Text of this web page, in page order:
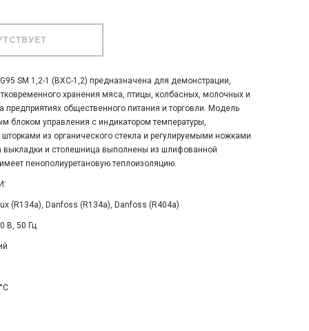
SM 1,2-1 (ВХС-1,2) предназначена для демонстрации,
хранения мяса, птицы, колбасных, молочных и
предприятиях общественного питания и торговли. Модель
блоком управления с индикатором температуры,
из органического стекла и регулируемыми ножками
выкладки и столешница выполнены из шлифованной
пенополиуретановую теплоизоляцию.
(R134a), Danfoss (R134a), Danfoss (R404a)
В, 50 Гц